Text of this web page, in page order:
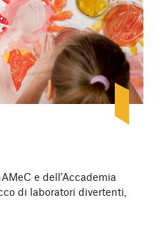
e dell’Accademia
di laboratori divertenti,